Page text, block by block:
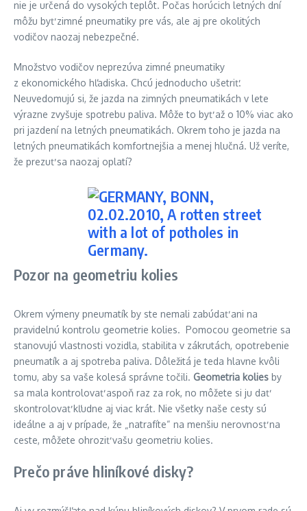
nie je určená do vysokých teplôt. Počas horúcich letných dní
môžu byť zimné pneumatiky pre vás, ale aj pre okolitých
vodičov naozaj nebezpečné.
Množstvo vodičov neprezúva zimné pneumatiky
z ekonomického hľadiska. Chcú jednoducho ušetriť.
Neuvedomujú si, že jazda na zimných pneumatikách v lete
výrazne zvyšuje spotrebu paliva. Môže to byť až o 10% viac ako
pri jazdení na letných pneumatikách. Okrem toho je jazda na
letných pneumatikách komfortnejšia a menej hlučná. Už veríte,
že prezuť sa naozaj oplatí?
Pozor na geometriu kolies
Okrem výmeny pneumatík by ste nemali zabúdať ani na
pravidelnú kontrolu geometrie kolies. Pomocou geometrie sa
stanovujú vlastnosti vozidla, stabilita v zákrutách, opotrebenie
pneumatík a aj spotreba paliva. Dôležitá je teda hlavne kvôli
tomu, aby sa vaše kolesá správne točili. Geometria kolies by
sa mala kontrolovať aspoň raz za rok, no môžete si ju dať
skontrolovať kľudne aj viac krát. Nie všetky naše cesty sú
ideálne a aj v prípade, že „natrafíte“ na menšiu nerovnosť na
ceste, môžete ohroziť vašu geometriu kolies.
Prečo práve hliníkové disky?